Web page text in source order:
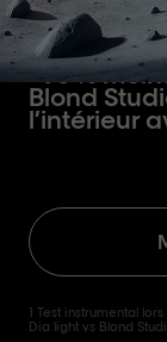
pour un
mélangé.
- 78 %
Blond
l’intérieur
1 Test instrumental
Dia light vs Blond